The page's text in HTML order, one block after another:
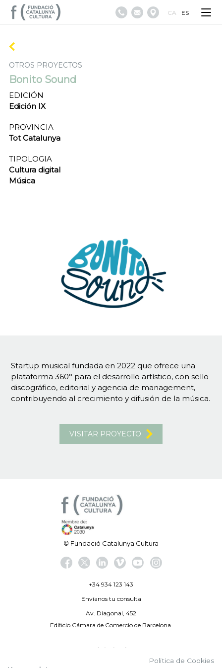
CA ES
OTROS PROYECTOS
Bonito Sound
EDICIÓN
Edición IX
PROVINCIA
Tot Catalunya
TIPOLOGIA
Cultura digital
Música
Startup musical fundada en 2022 que ofrece una
plataforma 360° para el desarrollo artístico, con sello
discográfico, editorial y agencia de management,
contribuyendo al crecimiento y difusión de la música.
VISITAR PROYECTO
© Fundació Catalunya Cultura
+34 934 123 143
Envíanos tu consulta
Av. Diagonal, 452
Edificio Cámara de Comercio de Barcelona.
Aviso legal
Politica de Cookies